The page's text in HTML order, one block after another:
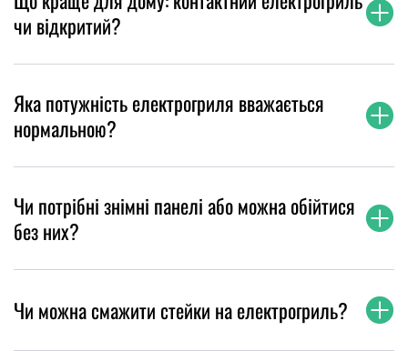
чи відкритий?
Яка потужність електрогриля вважається
нормальною?
Чи потрібні знімні панелі або можна обійтися
без них?
Чи можна смажити стейки на електрогриль?